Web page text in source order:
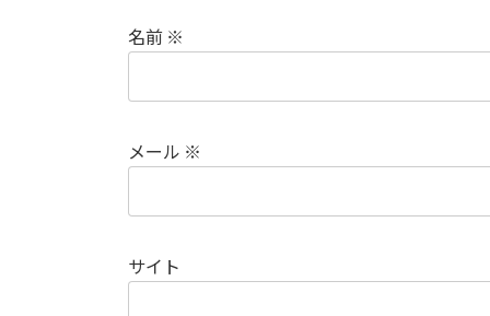
名前 ※
メール ※
サイト